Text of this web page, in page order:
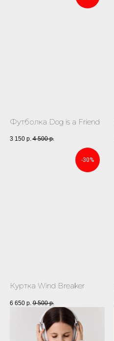
Футболка Dog is a Friend
3 150 р. 4 500 р.
-30%
Куртка Wind Breaker
6 650 р. 9 500 р.